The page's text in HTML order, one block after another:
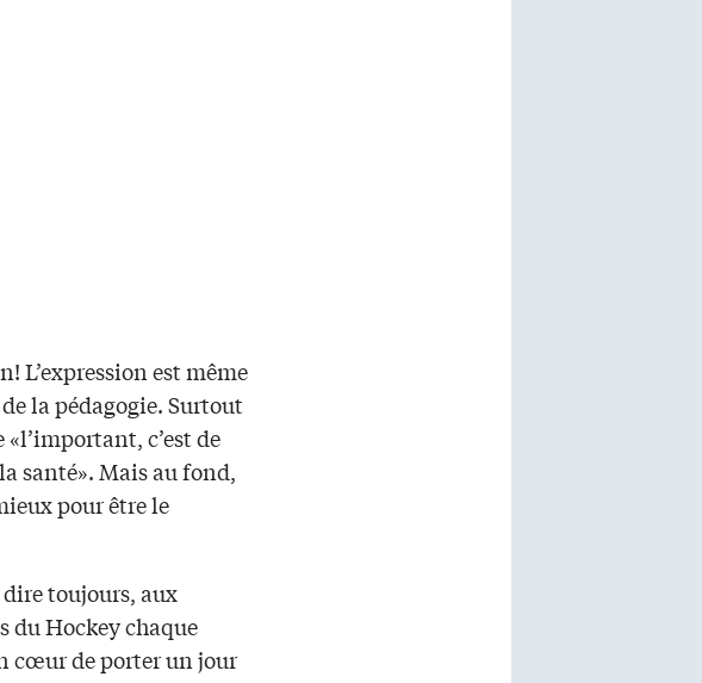
L’expression est même
la pédagogie. Surtout
c’est de
santé». Mais au fond,
pour être le
toujours, aux
du Hockey chaque
cœur de porter un jour